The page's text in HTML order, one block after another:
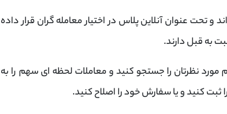
و تحت عنوان آنلاین پلاس در اختیار معامله گران قرار داده
به قبل دارند.
نظرتان را جستجو کنید و معاملات لحظه ای سهم را به
کنید و یا سفارش خود را اصلاح کنید.